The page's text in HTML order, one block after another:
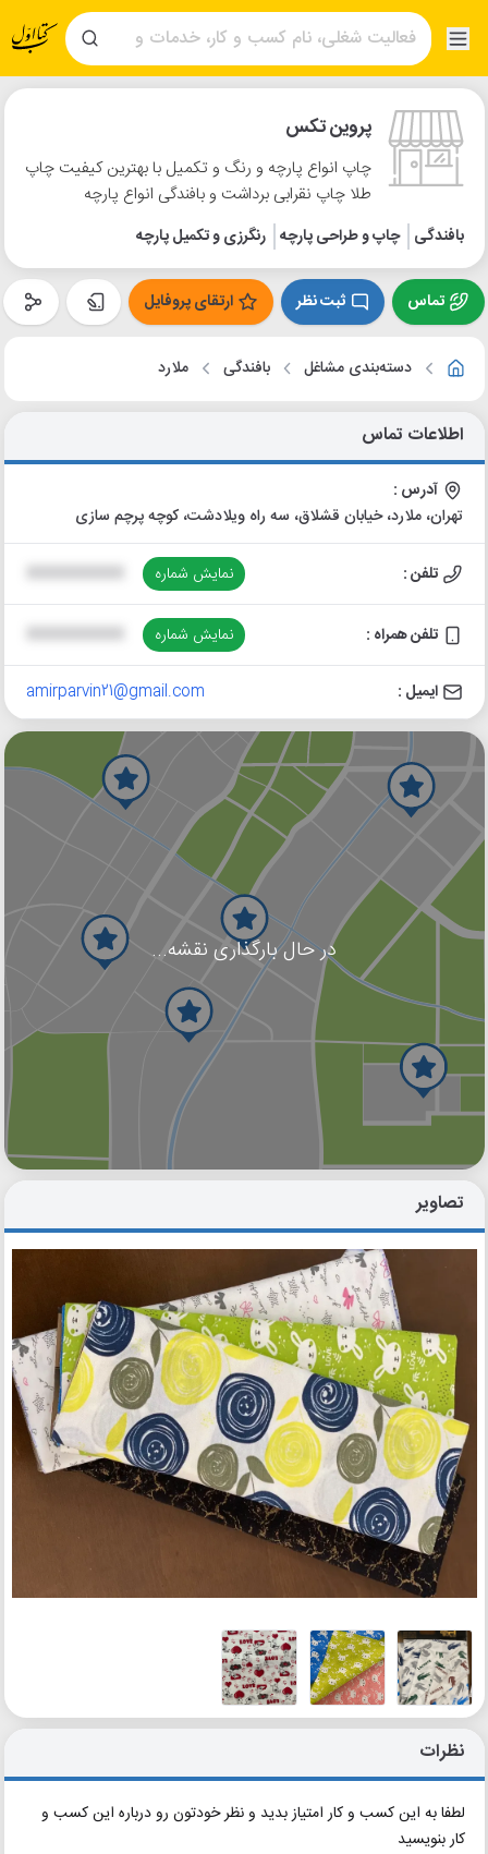
پروین تکس
چاپ انواع پارچه و رنگ و تکمیل با بهترین کیفیت چاپ
طلا چاپ نقرابی برداشت و بافندگی انواع پارچه
بافندگی چاپ و طراحی پارچه رنگرزی و تکمیل پارچه
تماس ثبت نظر ارتقای پروفایل
دسته‌بندی مشاغل بافندگی ملارد
اطلاعات تماس
آدرس :
تهران، ملارد، خیابان قشلاق، سه راه ویلادشت، کوچه پرچم سازی
تلفن : نمایش شماره
تلفن همراه : نمایش شماره
ایمیل : amirparvin21@gmail.com
در حال بارگذاری نقشه...
گوگل
تصاویر
نظرات
لطفا به این کسب و کار امتیاز بدید و نظر خودتون رو درباره این کسب و
کار بنویسید